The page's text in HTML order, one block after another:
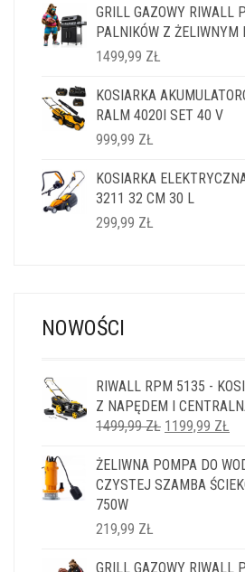
GRILL GAZOWY RIWALL
PALNIKÓW Z ŻELIWNYM
1499,99 ZŁ
KOSIARKA
RALM 4020I SET 40 V
999,99 ZŁ
KOSIARKA
3211 32 CM 30 L
299,99 ZŁ
NOWOŚCI
RIWALL RPM 5135 -
Z NAPĘDEM I
1499,99ZŁ PIERWOTNA
WYNOSIŁA:
1499,99 ZŁ.
1199,99 ZŁ
ŻELIWNA POMPA DO
CZYSTEJ SZAMBA
750W
219,99 ZŁ
GRILL GAZOWY RIWALL